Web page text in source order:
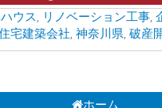
ウス, リノベーション工事,
宅建築会社, 神奈川県, 破産
ホーム